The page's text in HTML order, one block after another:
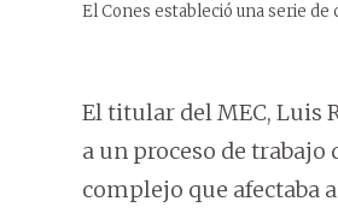
El Cones estableció una serie
El titular del MEC, Luis
a un proceso de
complejo que afectaba